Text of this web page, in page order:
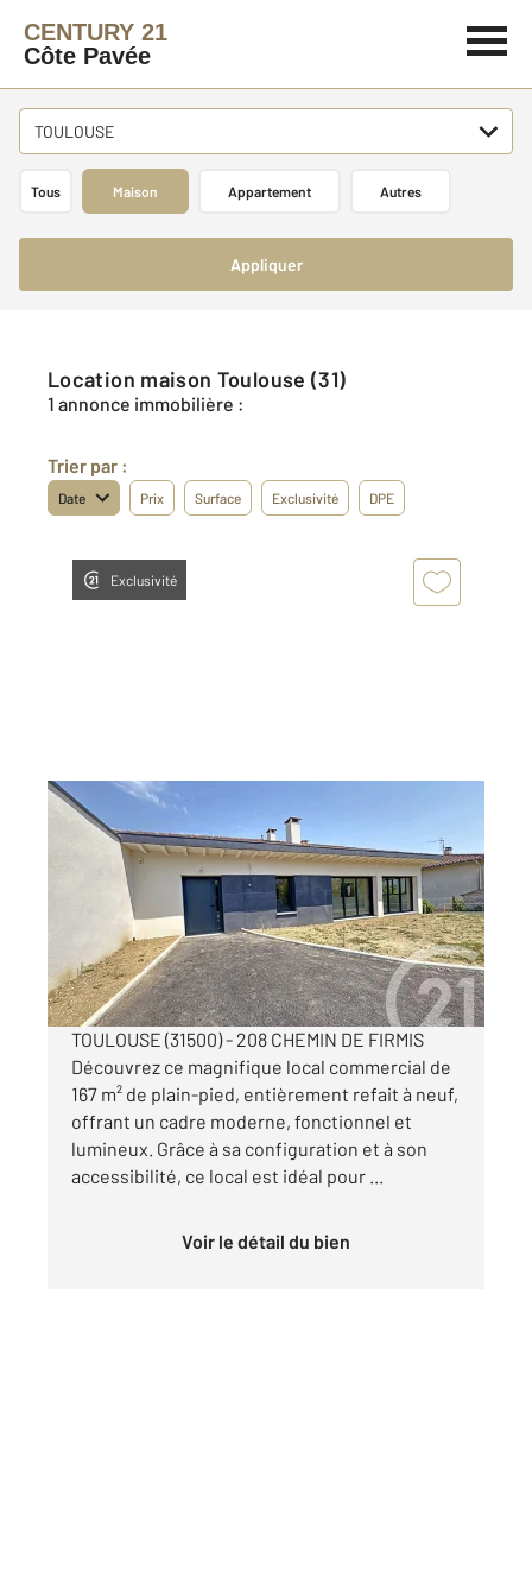
CENTURY 21
Côte Pavée
TOULOUSE
Tous Maison Appartement Autres
Appliquer
Location maison Toulouse (31)
1 annonce immobilière :
Trier par :
Date Prix Surface Exclusivité DPE
Exclusivité
TOULOUSE 31
167 m2, 8 pièces
Ref : 20451
Maison à louer
4 000 €
par mois charges comprises
TOULOUSE (31500) - 208 CHEMIN DE FIRMIS
Découvrez ce magnifique local commercial de
167 m² de plain-pied, entièrement refait à neuf,
offrant un cadre moderne, fonctionnel et
lumineux. Grâce à sa configuration et à son
accessibilité, ce local est idéal pour ...
Voir le détail du bien